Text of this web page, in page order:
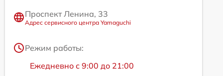
Проспект Ленина, 33
Адрес сервисного центра Yamaguchi
Режим работы:
Ежедневно с 9:00 до 21:00